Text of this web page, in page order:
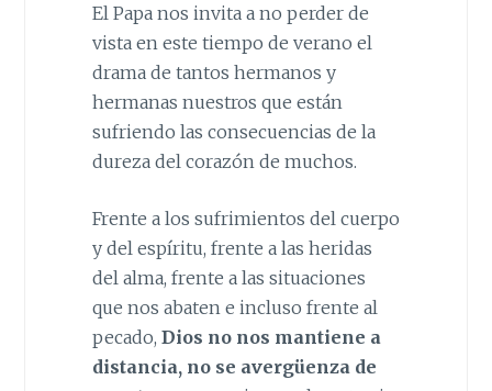
El Papa nos invita a no perder de
vista en este tiempo de verano el
drama de tantos hermanos y
hermanas nuestros que están
sufriendo las consecuencias de la
dureza del corazón de muchos.
Frente a los sufrimientos del cuerpo
y del espíritu, frente a las heridas
del alma, frente a las situaciones
que nos abaten e incluso frente al
pecado, Dios no nos mantiene a
distancia, no se avergüenza de